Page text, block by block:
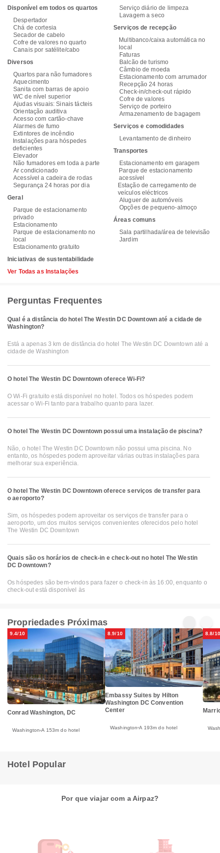
Disponível em todos os quartos
Despertador
Chá de cortesia
Secador de cabelo
Cofre de valores no quarto
Canais por satélite/cabo
Diversos
Quartos para não fumadores
Aquecimento
Sanita com barras de apoio
WC de nível superior
Ajudas visuais: Sinais tácteis
Orientação auditiva
Acesso com cartão-chave
Alarmes de fumo
Extintores de incêndio
Instalações para hóspedes
deficientes
Elevador
Não fumadores em toda a parte
Ar condicionado
Acessível a cadeira de rodas
Segurança 24 horas por dia
Geral
Parque de estacionamento
privado
Estacionamento
Parque de estacionamento no
local
Estacionamento gratuito
Iniciativas de sustentabilidade
Serviço diário de limpeza
Lavagem a seco
Serviços de recepção
Multibanco/caixa automática no
local
Faturas
Balcão de turismo
Câmbio de moeda
Estacionamento com arrumador
Recepção 24 horas
Check-in/check-out rápido
Cofre de valores
Serviço de porteiro
Armazenamento de bagagem
Serviços e comodidades
Levantamento de dinheiro
Transportes
Estacionamento em garagem
Parque de estacionamento
acessível
Estação de carregamento de
veículos eléctricos
Aluguer de automóveis
Opções de pequeno-almoço
Áreas comuns
Sala partilhada/área de televisão
Jardim
Ver Todas as Instalações
Perguntas Frequentes
Qual é a distância do hotel The Westin DC Downtown até a cidade de
Washington?
Está a apenas 3 km de distância do hotel The Westin DC Downtown até a
cidade de Washington
O hotel The Westin DC Downtown oferece Wi-Fi?
O Wi-Fi gratuito está disponível no hotel. Todos os hóspedes podem
acessar o Wi-Fi tanto para trabalho quanto para lazer.
O hotel The Westin DC Downtown possui uma instalação de piscina?
Não, o hotel The Westin DC Downtown não possui uma piscina. No
entanto, os hóspedes podem aproveitar várias outras instalações para
melhorar sua experiência.
O hotel The Westin DC Downtown oferece serviços de transfer para
o aeroporto?
Sim, os hóspedes podem aproveitar os serviços de transfer para o
aeroporto, um dos muitos serviços convenientes oferecidos pelo hotel
The Westin DC Downtown
Quais são os horários de check-in e check-out no hotel The Westin
DC Downtown?
Os hóspedes são bem-vindos para fazer o check-in às 16:00, enquanto o
check-out está disponível às
Propriedades Próximas
9.4/10
Conrad Washington, DC
Washington A 153m do hotel
8.9/10
Embassy Suites by Hilton
Washington DC Convention
Center
Washington A 193m do hotel
8.8/10
Hotel Popular
Por que viajar com a Airpaz?